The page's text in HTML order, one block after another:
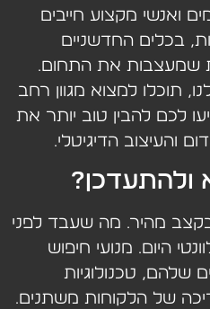
ואנשי מקצוע חייבים
בכלים החדשניים
שמעצבות את התחום.
תוכלו למצוא מגוון רחב
לכם להבין טוב יותר את
והעיצוב הדיגיטלי.
ולהתעדכן?
מהיר. מה שעבד לפני
היום. מנועי חיפוש
שלהם, טכנולוגיות
של הלקוחות משתנים.